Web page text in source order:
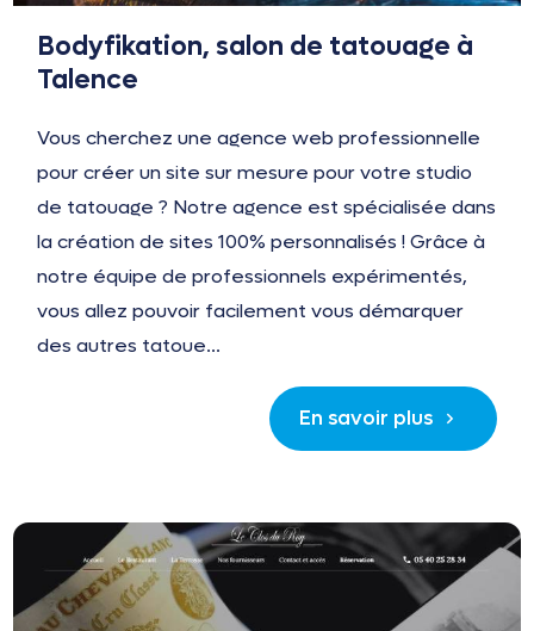
Bodyfikation, salon de tatouage à
Talence
Vous cherchez une agence web professionnelle
pour créer un site sur mesure pour votre studio
de tatouage ? Notre agence est spécialisée dans
la création de sites 100% personnalisés ! Grâce à
notre équipe de professionnels expérimentés,
vous allez pouvoir facilement vous démarquer
des autres tatoue...
En savoir plus